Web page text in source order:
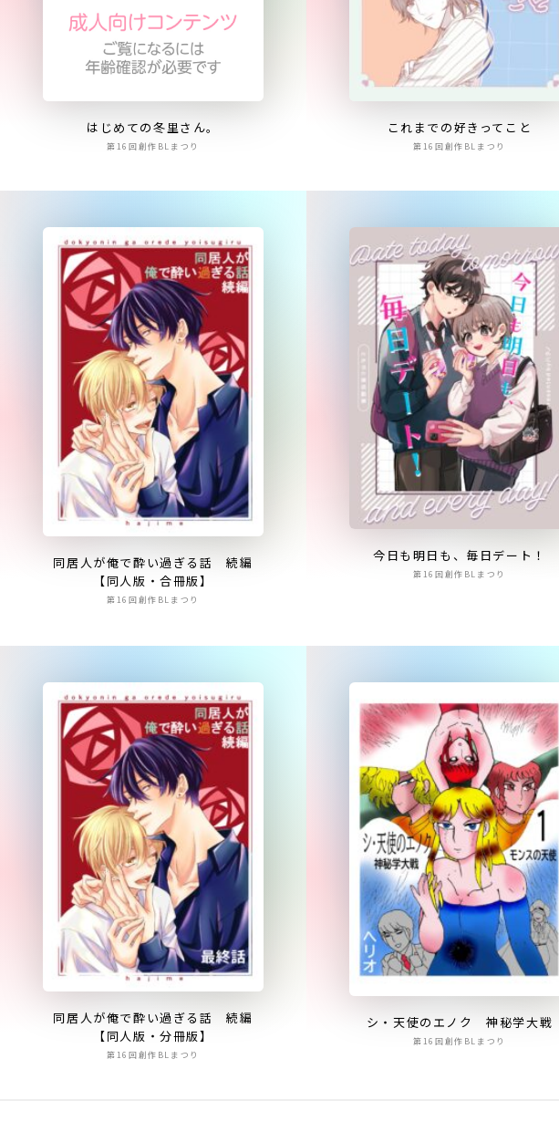
はじめての冬里さん。
第16回創作BLまつり
これまでの好きってこと
第16回創作BLまつり
同居人が俺で酔い過ぎる話 続編
【同人版・合冊版】
第16回創作BLまつり
今日も明日も、毎日デート！
第16回創作BLまつり
同居人が俺で酔い過ぎる話 続編
【同人版・分冊版】
第16回創作BLまつり
シ・天使のエノク 神秘学大戦
第16回創作BLまつり